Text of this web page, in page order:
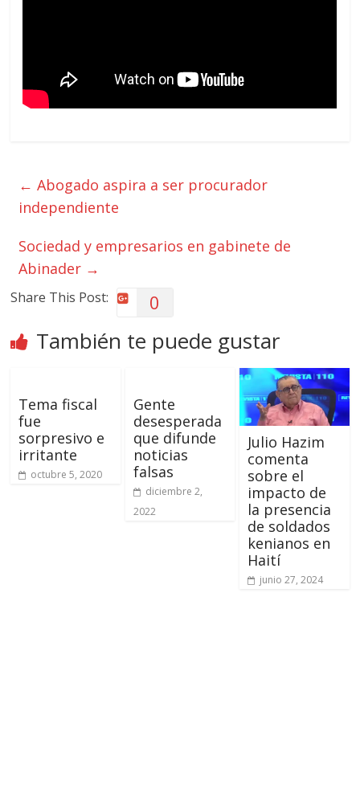
← Abogado aspira a ser procurador
independiente
Sociedad y empresarios en gabinete de
Abinader →
Share This Post: 0
También te puede gustar
Tema fiscal
fue
sorpresivo e
irritante
octubre 5, 2020
Gente
desesperada
que difunde
noticias
falsas
diciembre 2,
2022
Julio Hazim
comenta
sobre el
impacto de
la presencia
de soldados
kenianos en
Haití
junio 27, 2024